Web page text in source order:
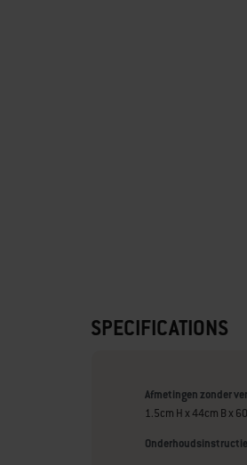
SPECIFICATIONS
Afmetingen zonder
1.5cm H x 44cm B x